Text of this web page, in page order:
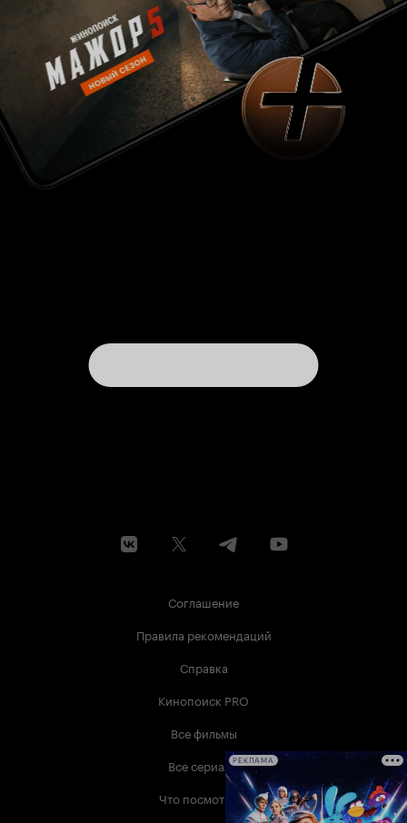
Соглашение
Правила рекомендаций
Справка
Кинопоиск PRO
Все фильмы
Все сериалы
Что посмотреть
РЕКЛАМА